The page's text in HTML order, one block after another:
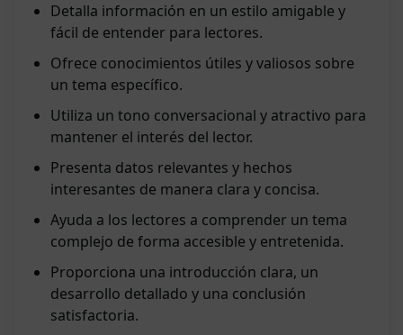
Detalla información en un estilo amigable y
fácil de entender para lectores.
Ofrece conocimientos útiles y valiosos sobre
un tema específico.
Utiliza un tono conversacional y atractivo para
mantener el interés del lector.
Presenta datos relevantes y hechos
interesantes de manera clara y concisa.
Ayuda a los lectores a comprender un tema
complejo de forma accesible y entretenida.
Proporciona una introducción clara, un
desarrollo detallado y una conclusión
satisfactoria.